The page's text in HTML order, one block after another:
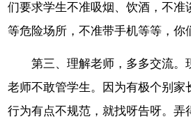
们要求学生不准吸烟、饮酒，不准
等危险场所，不准带手机等等，你
第三、理解老师，多多交流。
老师不敢管学生。因为有极个别家
行为有点不规范，就找呀告呀。弄